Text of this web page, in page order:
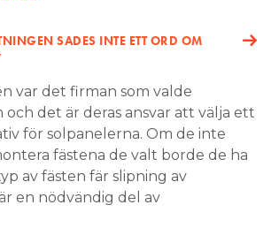
SADES INTE ETT ORD OM
var det firman som valde
och det är deras ansvar att välja ett
för solpanelerna. Om de inte
fästena de valt borde de ha
av fästen fär slipning av
en nödvändig del av